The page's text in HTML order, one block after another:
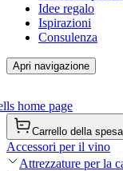
Idee regalo
Ispirazioni
Consulenza
Apri navigazione
home page
Carrello della spesa
Accessori per il vino
Attrezzature per la